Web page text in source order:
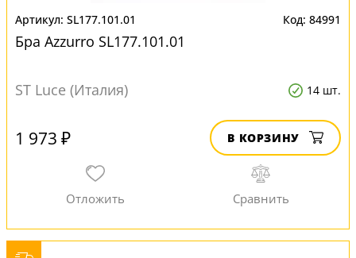
SL177.101.01 84991
Бра Azzurro SL177.101.01
ST Luce (Италия) 14 шт.
1 973 ₽ В КОРЗИНУ